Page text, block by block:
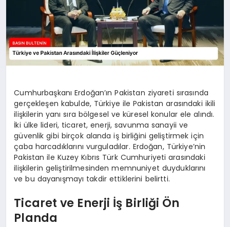
Cumhurbaşkanı Erdoğan’ın Pakistan ziyareti sırasında
gerçekleşen kabulde, Türkiye ile Pakistan arasındaki ikili
ilişkilerin yanı sıra bölgesel ve küresel konular ele alındı.
İki ülke lideri, ticaret, enerji, savunma sanayii ve
güvenlik gibi birçok alanda iş birliğini geliştirmek için
çaba harcadıklarını vurguladılar. Erdoğan, Türkiye’nin
Pakistan ile Kuzey Kıbrıs Türk Cumhuriyeti arasındaki
ilişkilerin geliştirilmesinden memnuniyet duyduklarını
ve bu dayanışmayı takdir ettiklerini belirtti.
Ticaret ve Enerji İş Birliği Ön
Planda